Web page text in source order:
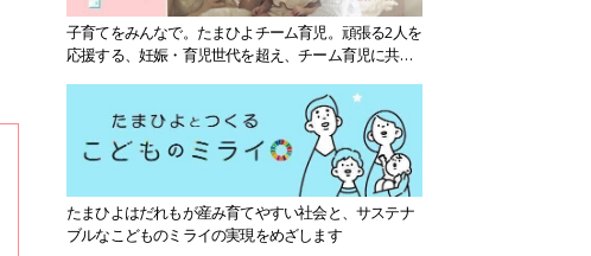
子育てをみんなで。たまひよチーム育児。頑張る2人を
応援する、妊娠・育児世代を超え、チーム育児に共感
たまひよはだれもが産み育てやすい社会と、サステナ
ブルなこどものミライの実現をめざします